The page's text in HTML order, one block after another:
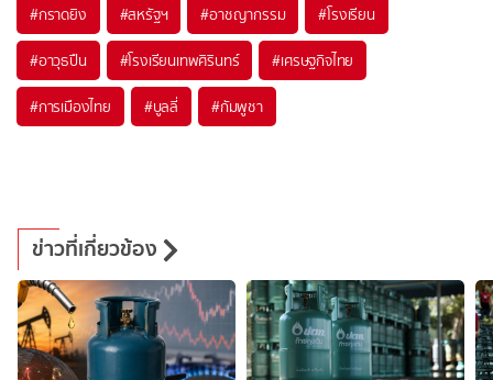
#กราดยิง #สหรัฐฯ #อาชญากรรม #โรงเรียน
#อาวุธปืน #โรงเรียนเทพศิรินทร์ #เศรษฐกิจไทย
#การเมืองไทย #บูลลี่ #กัมพูชา
ข่าวที่เกี่ยวข้อง